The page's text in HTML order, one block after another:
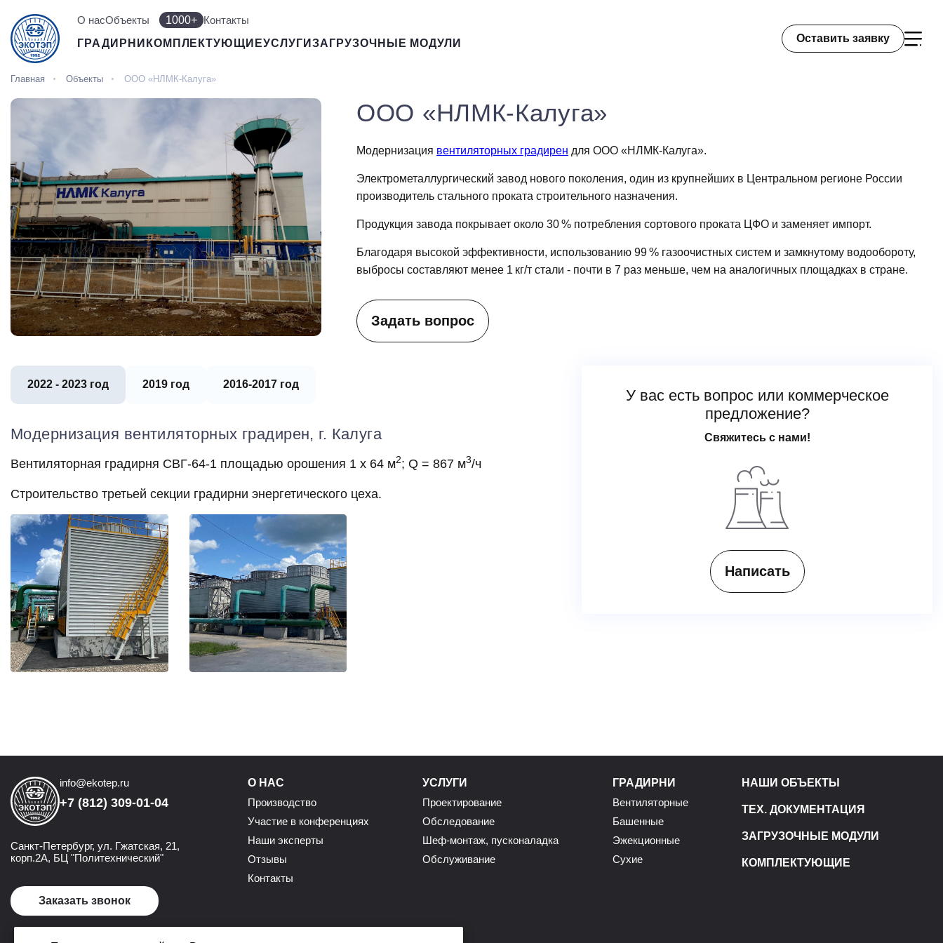
О насОбъекты 1000+ Контакты
ГРАДИРНИ КОМПЛЕКТУЮЩИЕУСЛУГИ ЗАГРУЗОЧНЫЕ МОДУЛИ Оставить заявку
Главная Объекты ООО «НЛМК-Калуга»
ООО «НЛМК-Калуга»
Модернизация вентиляторных градирен для ООО «НЛМК-Калуга».
Электрометаллургический завод нового поколения, один из крупнейших в Центральном регионе России
производитель стального проката строительного назначения.
Продукция завода покрывает около 30 % потребления сортового проката ЦФО и заменяет импорт.
Благодаря высокой эффективности, использованию 99 % газоочистных систем и замкнутому водообороту,
выбросы составляют менее 1 кг/т стали - почти в 7 раз меньше, чем на аналогичных площадках в стране.
Задать вопрос
2022 - 2023 год 2019 год 2016-2017 год
Модернизация вентиляторных градирен, г. Калуга
Вентиляторная градирня СВГ-64-1 площадью орошения 1 х 64 м2; Q = 867 м3/ч
Строительство третьей секции градирни энергетического цеха.
У вас есть вопрос или коммерческое
предложение?
Свяжитесь с нами!
Написать
info@ekotep.ru
+7 (812) 309-01-04
Санкт-Петербург, ул. Гжатская, 21,
корп.2А, БЦ "Политехнический"
Заказать звонок
О НАС
Производство
Участие в конференциях
Наши эксперты
Отзывы
Контакты
УСЛУГИ
Проектирование
Обследование
Шеф-монтаж, пусконаладка
Обслуживание
ГРАДИРНИ
Вентиляторные
Башенные
Эжекционные
Сухие
НАШИ ОБЪЕКТЫ
ТЕХ. ДОКУМЕНТАЦИЯ
ЗАГРУЗОЧНЫЕ МОДУЛИ
КОМПЛЕКТУЮЩИЕ